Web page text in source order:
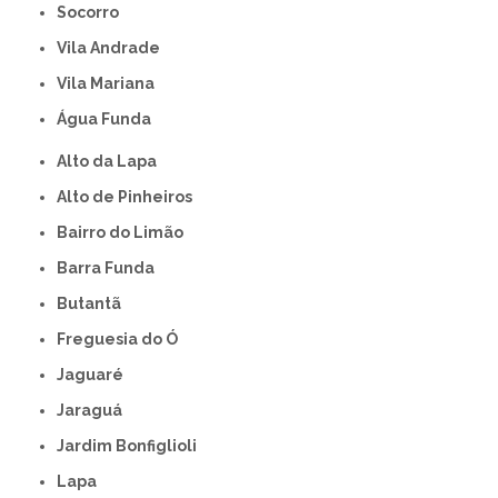
Socorro
Vila Andrade
Vila Mariana
Água Funda
Alto da Lapa
Alto de Pinheiros
Bairro do Limão
Barra Funda
Butantã
Freguesia do Ó
Jaguaré
Jaraguá
Jardim Bonfiglioli
Lapa